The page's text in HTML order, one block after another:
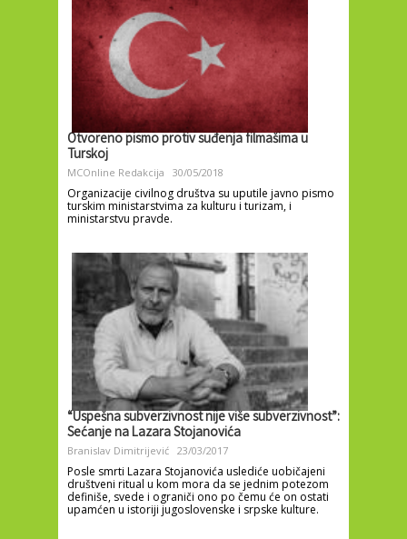
Otvoreno pismo protiv suđenja filmašima u
Turskoj
MCOnline Redakcija 30/05/2018
Organizacije civilnog društva su uputile javno pismo
turskim ministarstvima za kulturu i turizam, i
ministarstvu pravde.
“Uspešna subverzivnost nije više subverzivnost”:
Sećanje na Lazara Stojanovića
Branislav Dimitrijević 23/03/2017
Posle smrti Lazara Stojanovića uslediće uobičajeni
društveni ritual u kom mora da se jednim potezom
definiše, svede i ograniči ono po čemu će on ostati
upamćen u istoriji jugoslovenske i srpske kulture.